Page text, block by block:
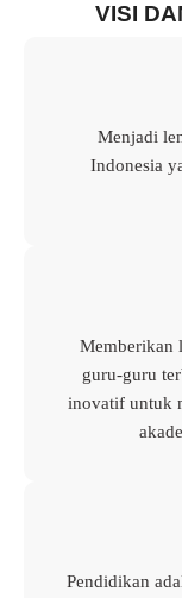
VISI
Menjadi
Indonesia
Memberikan
guru-guru
inovatif untuk
Pendidikan